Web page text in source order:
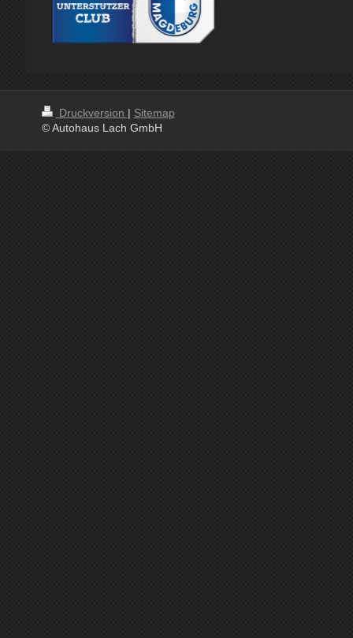
Druckversion | Sitemap
© Autohaus Lach GmbH